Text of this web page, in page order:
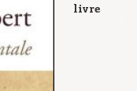
livre